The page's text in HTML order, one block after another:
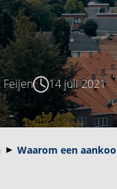
Feijen 14 juli 2021
Waarom een